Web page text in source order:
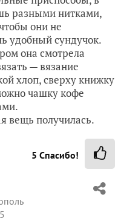
разными нитками,
они не
удобный сундучок.
она смотрела
— вязание
хлоп, сверху книжку
чашку кофе
вещь получилась.
5 Спасибо!